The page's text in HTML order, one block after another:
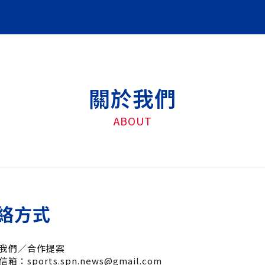
關於我們
ABOUT
方式
們／合作提案
箱：sports.spn.news@gmail.com